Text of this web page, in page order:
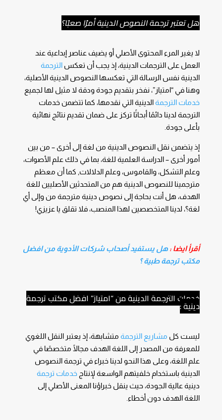
هل تعتبر ترجمة النصوص الدينية أمرًا صعبًا؟
لا يغير المرء المحتوى الأصلي أو يضيف عناصر إبداعية عند
العمل على الترجمات الدينية، إذ يجب أن تعكس الترجمة
الدينية نفس الرسالة التي تعكسها النصوص الدينية الأصلية،
وهنا في “امتياز”، نفخر بتقديم جودة ودقة لا مثيل لها لجميع
خدمات الترجمةالدينية التي نقدمها، كما تتضمن خدمات
الترجمة لدينا دائمًا أبحاثًا تركز على ضمان تقديم نتائج نهائية
بأعلى جودة.
إذ يتضمن نقل النصوص الدينية من لغة إلى أخرى – من بين
أمور أخرى – الدراسة العلمية للغة، بما في ذلك علم الأصوات،
وعلم التشكل، والقاموس، وعلم الدلالات, كما أن معظم
مترجمينا للنصوص الدينية هم من المتحدثين الأصليين للغة
الهدف، هل أنت بحاجة إلى نصوص دينية مترجمة من وإلى أي
لغة؟، لدينا المتخصصين لهذا المنصب، فلا تقلق يا عزيزي!
أقرأ ايضا : هل يستفيد أصحاب شركات الأدوية من افضل
مكتب ترجمة طبية ؟
خدمات الترجمة الدينية من “امتياز” افضل مكتب ترجمة
دينية :
ليست كل مشاريع الترجمةمتشابهة، إذ يعتبر النقل اللغوي
للمعرفة من المصدر إلى اللغة الهدف مجالًا متخصصًا في
علم اللغة، وعلى هذا النحو لدينا خبراء في ترجمة النصوص
الدينية باستخدام خلفيتهم الواسعة لإنتاج خدمات ترجمة
دينية عالية الجودة، حيث ينقل خبراؤنا المعنى الأصلي إلى
اللغة الهدف دون أخطاء.